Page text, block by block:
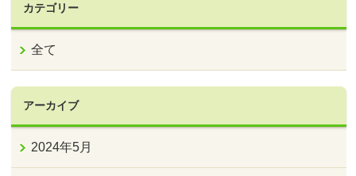
カテゴリー
全て
アーカイブ
2024年5月